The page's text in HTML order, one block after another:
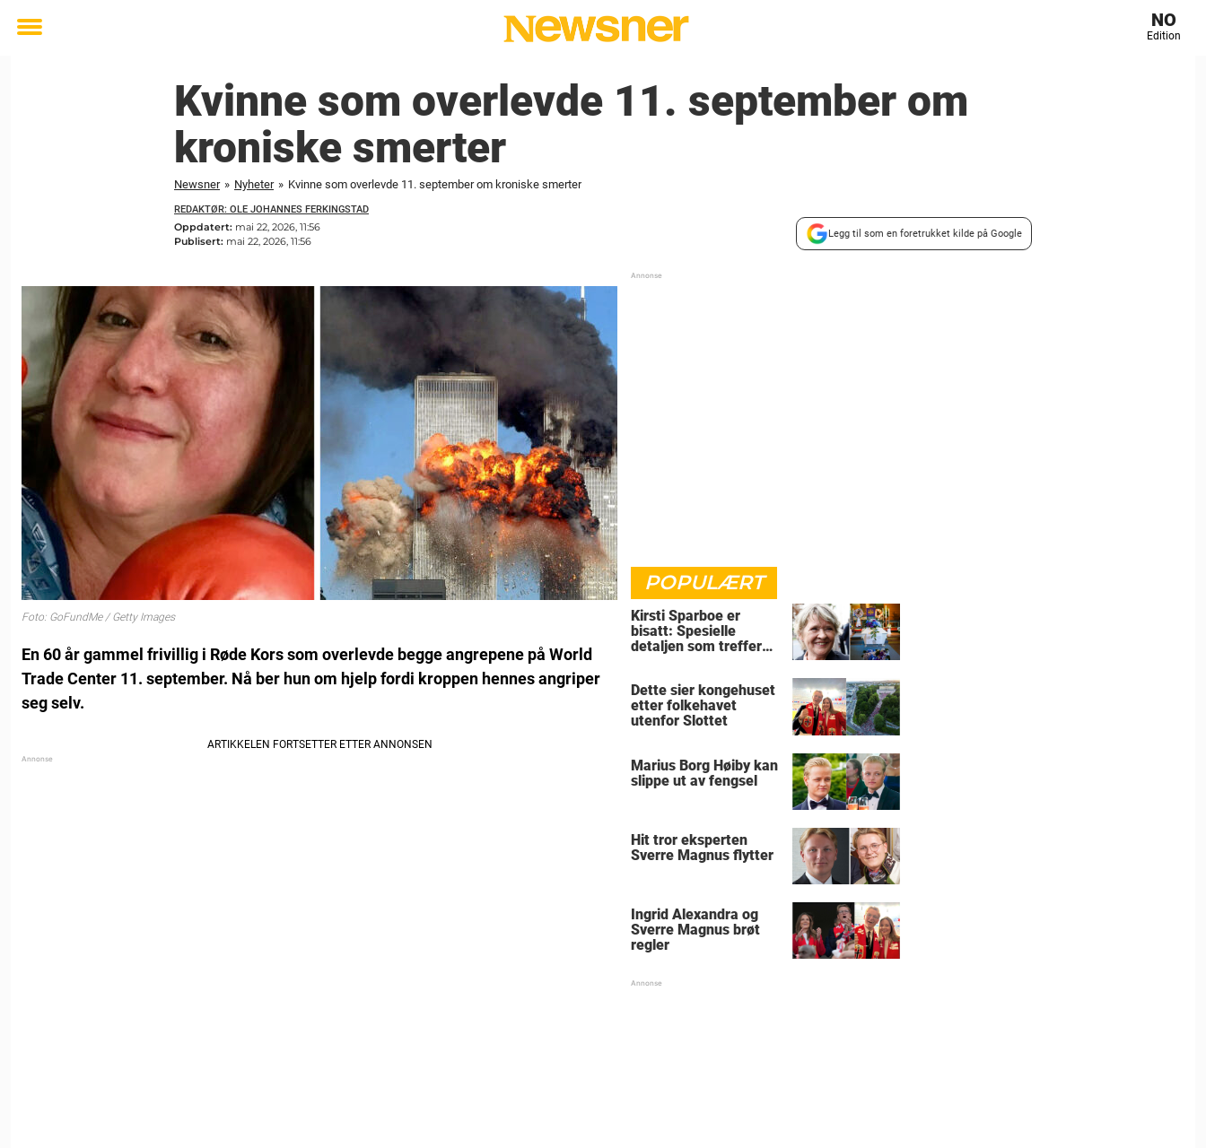
Toggle
NO
Edition
Kvinne som overlevde 11. september om
kroniske smerter
Newsner » Nyheter » Kvinne som overlevde 11. september om kroniske smerter
REDAKTØR: OLE JOHANNES FERKINGSTAD
Oppdatert: mai 22, 2026, 11:56
Publisert: mai 22, 2026, 11:56
Legg til som en foretrukket kilde på Google
Foto: GoFundMe / Getty Images
En 60 år gammel frivillig i Røde Kors som overlevde begge angrepene på World
Trade Center 11. september. Nå ber hun om hjelp fordi kroppen hennes angriper
seg selv.
POPULÆRT
Kirsti Sparboe er
bisatt: Spesielle
detaljen som treffer
Dette sier kongehuset
etter folkehavet
utenfor Slottet
Marius Borg Høiby kan
slippe ut av fengsel
Hit tror eksperten
Sverre Magnus flytter
Ingrid Alexandra og
Sverre Magnus brøt
regler